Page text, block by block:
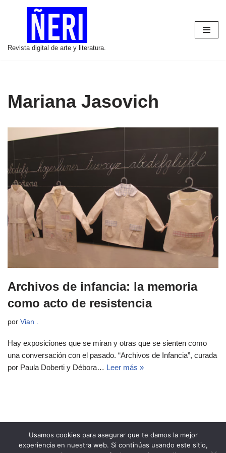
contenido
Revista digital de arte y literatura.
Mariana Jasovich
Archivos de infancia: la memoria
como acto de resistencia
por Vian .
Hay exposiciones que se miran y otras que se sienten como
una conversación con el pasado. “Archivos de Infancia”, curada
por Paula Doberti y Débora… Leer más »
Usamos cookies para asegurar que te damos la mejor
experiencia en nuestra web. Si continúas usando este sitio,